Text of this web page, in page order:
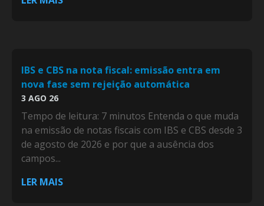
IBS e CBS na nota fiscal: emissão entra em
nova fase sem rejeição automática
3 AGO 26
Tempo de leitura: 7 minutos Entenda o que muda
na emissão de notas fiscais com IBS e CBS desde 3
de agosto de 2026 e por que a ausência dos
campos...
LER MAIS